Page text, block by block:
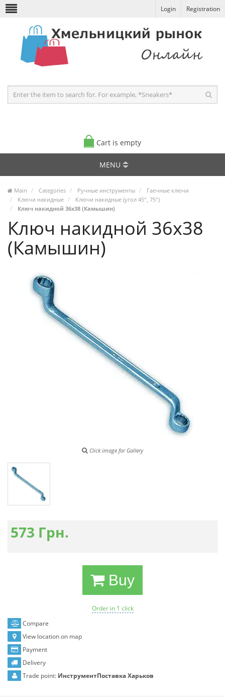
Login Registration
Cart is empty
MENU
Main Categories Ручные инструменты
Гаечные ключи
Ключи накидные
Ключи накидные (угол 45°, 75°)
Ключ накидной 36х38 (Камышин)
Ключ накидной 36х38
(Камышин)
Click image for Gallery
573 Грн.
Buy
Order in 1 click
Compare
View location on map
Payment
Delivery
Trade point: ИнструментПоставка Харьков